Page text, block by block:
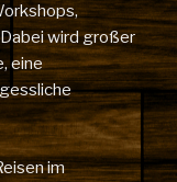
wird großer
eine
im